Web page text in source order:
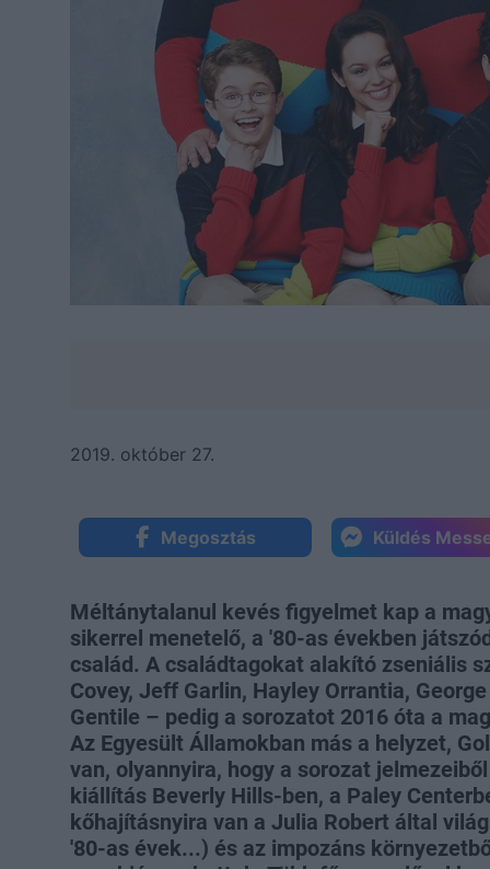
2019. október 27.
Megosztás Küldés
Méltánytalanul kevés figyelmet kap a
sikerrel menetelő, a '80-as években
család. A családtagokat alakító zseniális
Covey, Jeff Garlin, Hayley Orrantia,
Gentile – pedig a sorozatot 2016 óta a
Az Egyesült Államokban más a helyzet,
van, olyannyira, hogy a sorozat
kiállítás Beverly Hills-ben, a Paley
kőhajításnyira van a Julia Robert által
'80-as évek...) és az impozáns